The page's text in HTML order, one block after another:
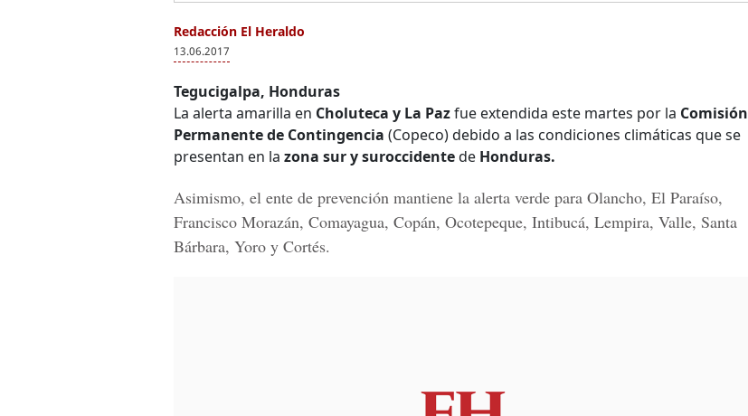
Redacción El Heraldo
13.06.2017
Tegucigalpa, Honduras
La alerta amarilla en Choluteca y La Pazfue extendida este martes por la Comisión
Permanente de Contingencia (Copeco) debido a las condiciones climáticas que se
presentan en la zona sur y suroccidentede Honduras.
Asimismo, el ente de prevención mantiene la alerta verde para Olancho, El Paraíso,
Francisco Morazán, Comayagua, Copán, Ocotepeque, Intibucá, Lempira, Valle, Santa
Bárbara, Yoro y Cortés.